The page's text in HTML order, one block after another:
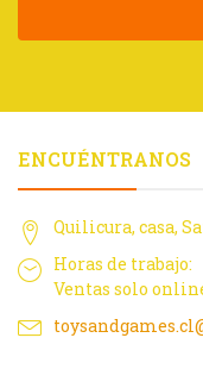
ENCUÉNTRANOS
Quilicura, casa,
Horas de trabajo:
Ventas solo